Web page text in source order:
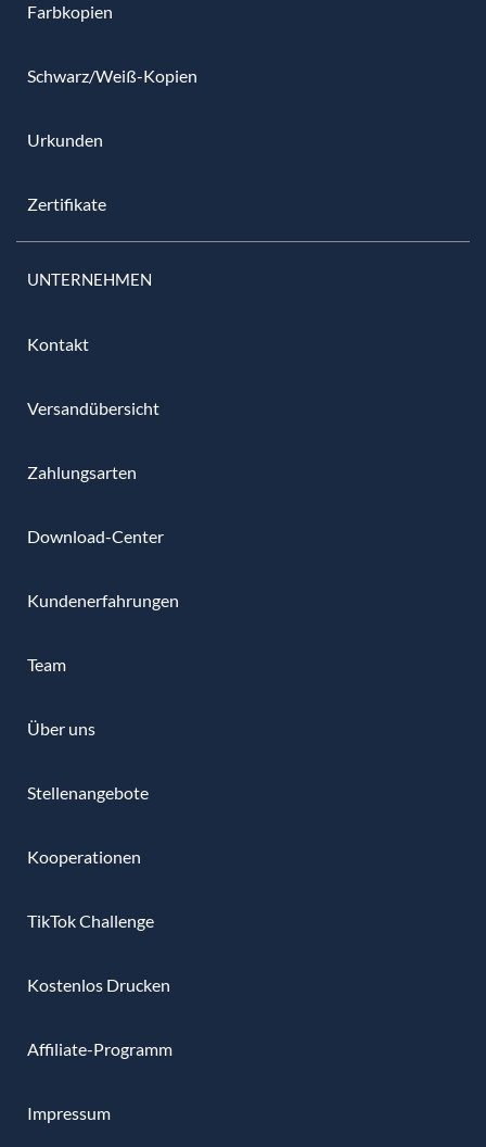
Farbkopien
Schwarz/Weiß-Kopien
Urkunden
Zertifikate
UNTERNEHMEN
Kontakt
Versandübersicht
Zahlungsarten
Download-Center
Kundenerfahrungen
Team
Über uns
Stellenangebote
Kooperationen
TikTok Challenge
Kostenlos Drucken
Affiliate-Programm
Impressum